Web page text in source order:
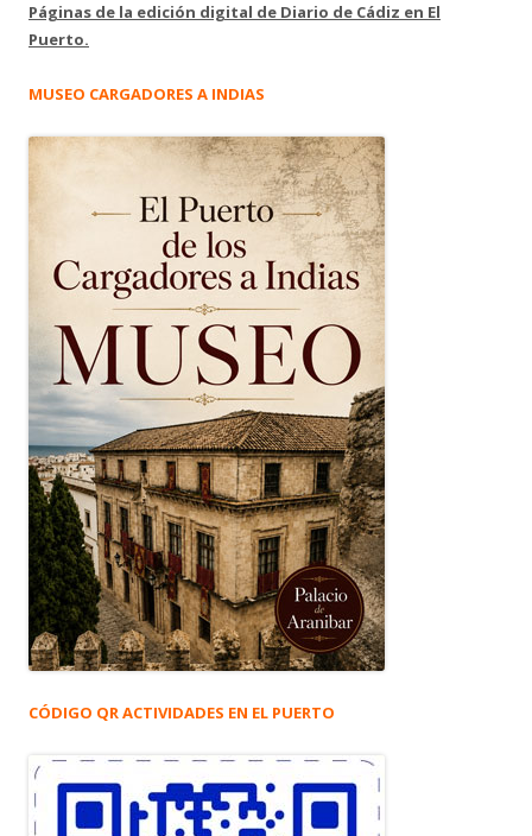
Páginas de la edición digital de Diario de Cádiz en El
Puerto.
MUSEO CARGADORES A INDIAS
CÓDIGO QR ACTIVIDADES EN EL PUERTO